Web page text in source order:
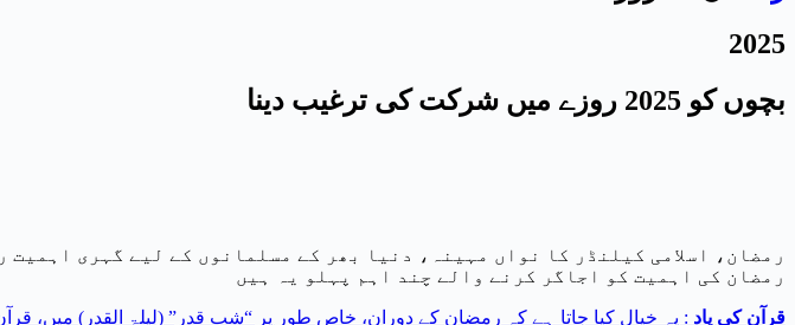
2025
بچوں کو 2025 روزے میں شرکت کی ترغیب دینا
رمضان، اسلامی کیلنڈر کا نواں مہینہ، دنیا بھر کے مسلمانوں کے لیے گہری
رمضان کی اہمیت کو اجاگر کرنے والے چند اہم پہلو یہ ہیں
قرآن کی یاد : یہ خیال کیا جاتا ہے کہ رمضان کے دوران، خاص طور پر “شب قدر” (لیلۃ القدر) میں،